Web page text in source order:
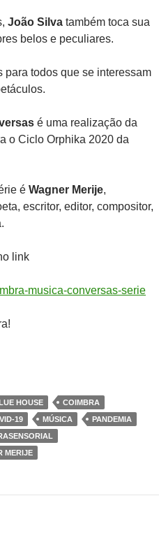
João Silva também toca sua
belos e peculiares.
para todos que se interessam
é uma realização da
o Ciclo Orphika 2020 da
é Wagner Merije,
escritor, editor, compositor,
link
musica-conversas-serie
HOUSE
COIMBRA
19 MÚSICA
PANDEMIA
MERIJE